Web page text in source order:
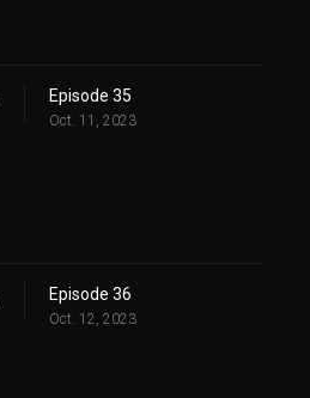
Episode 35
Oct. 11, 2023
Episode 36
Oct. 12, 2023